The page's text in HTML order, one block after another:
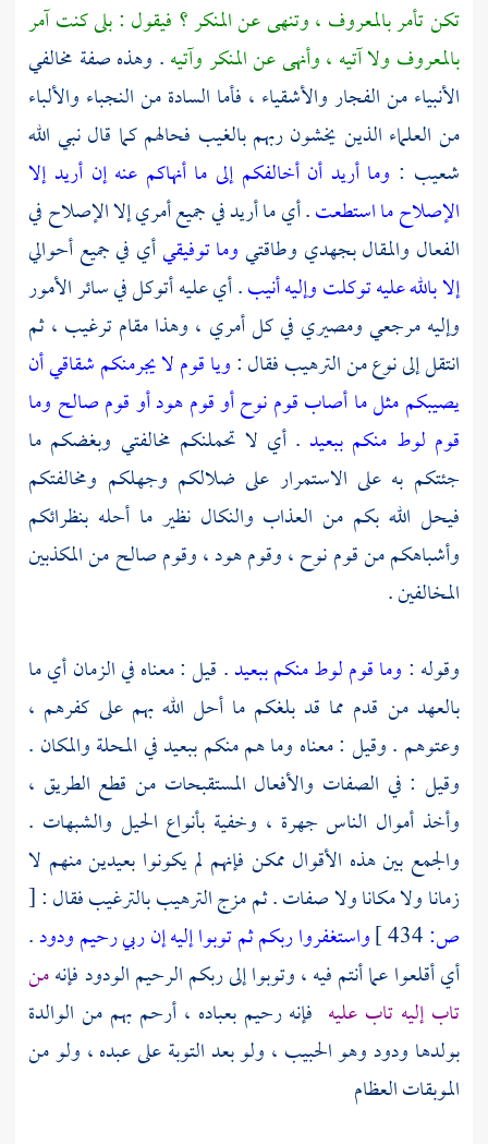
تكن تأمر بالمعروف ، وتنهى عن المنكر ؟ فيقول : بلى كنت آمر
بالمعروف ولا آتيه ، وأنهى عن المنكر وآتيه. وهذه صفة مخالفي
الأنبياء من الفجار والأشقياء ، فأما السادة من النجباء والألباء
من العلماء الذين يخشون ربهم بالغيب فحالهم كما قال نبي الله
شعيب : وما أريد أن أخالفكم إلى ما أنهاكم عنه إن أريد إلا
الإصلاح ما استطعت. أي ما أريد في جميع أمري إلا الإصلاح في
الفعال والمقال بجهدي وطاقتيوما توفيقيأي في جميع أحوالي
إلا بالله عليه توكلت وإليه أنيب. أي عليه أتوكل في سائر الأمور
وإليه مرجعي ومصيري في كل أمري ، وهذا مقام ترغيب ، ثم
انتقل إلى نوع من الترهيب فقال :ويا قوم لا يجرمنكم شقاقي أن
يصيبكم مثل ما أصاب قوم نوح أو قوم هود أو قوم صالح وما
قوم لوط منكم ببعيد . أي لا تحملنكم مخالفتي وبغضكم ما
جئتكم به على الاستمرار على ضلالكم وجهلكم ومخالفتكم
فيحل الله بكم من العذاب والنكال نظير ما أحله بنظرائكم
وأشباهكم من قومنوح، وقومهود، وقومصالحمن المكذبين
المخالفين .
وقوله : وما قوم لوط منكم ببعيد. قيل : معناه في الزمان أي ما
بالعهد من قدم مما قد بلغكم ما أحل الله بهم على كفرهم ،
وعتوهم . وقيل : معناه وما هم منكم ببعيد في المحلة والمكان .
وقيل : في الصفات والأفعال المستقبحات من قطع الطريق ،
وأخذ أموال الناس جهرة ، وخفية بأنواع الحيل والشبهات .
والجمع بين هذه الأقوال ممكن فإنهم لم يكونوا بعيدين منهم لا
زمانا ولا مكانا ولا صفات . ثم مزج الترهيب بالترغيب فقال :[
ص:
واستغفروا ربكم ثم توبوا إليه إن ربي رحيم ودود.
أي أقلعوا عما أنتم فيه ، وتوبوا إلى ربكم الرحيم الودود فإنهمن
تاب إليه تاب عليه فإنه رحيم بعباده ، أرحم بهم من الوالدة
بولدها ودود وهو الحبيب ، ولو بعد التوبة على عبده ، ولو من
الموبقات العظام